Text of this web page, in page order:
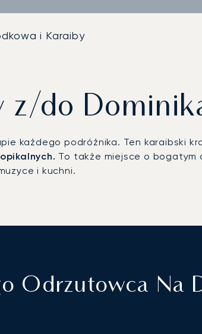
i Karaiby
do
każdego podróżnika. Ten karaibski
To także miejsce o bogatym
i kuchni.
Odrzutowca Na